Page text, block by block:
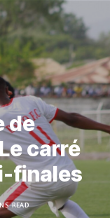
de
carré
finales
READ